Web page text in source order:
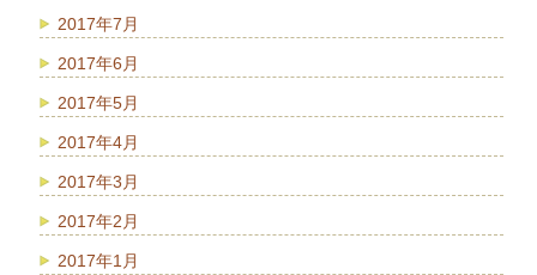
2017年7月
2017年6月
2017年5月
2017年4月
2017年3月
2017年2月
2017年1月